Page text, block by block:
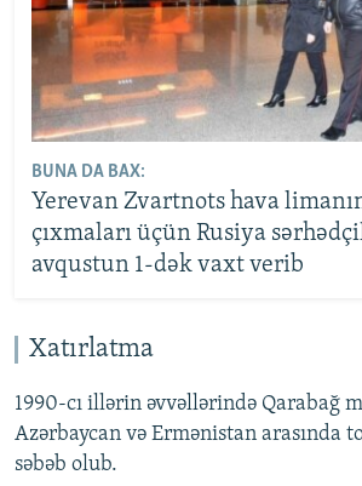
BUNA DA BAX:
Yerevan Zvartnots hava
çıxmaları üçün Rusiya
avqustun 1-dək vaxt verib
Xatırlatma
1990-cı illərin əvvəllərində Qarabağ
Azərbaycan və Ermənistan arasında
səbəb olub.